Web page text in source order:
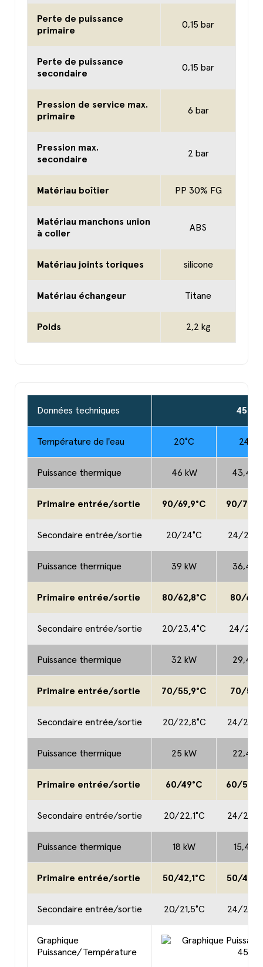
Perte de puissance
primaire
0,15 bar
Perte de puissance
secondaire
0,15 bar
Pression de service max.
primaire
6 bar
Pression max.
secondaire
2 bar
Matériau boîtier PP 30% FG
Matériau manchons union
à coller
ABS
Matériau joints toriques silicone
Matériau échangeur Titane
Poids 2,2 kg
Données techniques 45 kW
Température de l'eau 20°C 24°C
Puissance thermique 46 kW 43,4
Primaire entrée/sortie 90/69,9°C 90/
Secondaire entrée/sortie 20/24°C 24/
Puissance thermique 39 kW 36,4
Primaire entrée/sortie 80/62,8°C 80/
Secondaire entrée/sortie 20/23,4°C 24/
Puissance thermique 32 kW 29,4
Primaire entrée/sortie 70/55,9°C 70/
Secondaire entrée/sortie 20/22,8°C 24/
Puissance thermique 25 kW 22,4
Primaire entrée/sortie 60/49°C 60/
Secondaire entrée/sortie 20/22,1°C 24/
Puissance thermique 18 kW 15,4
Primaire entrée/sortie 50/42,1°C 50/
Secondaire entrée/sortie 20/21,5°C 24/
Graphique
Puissance/Température